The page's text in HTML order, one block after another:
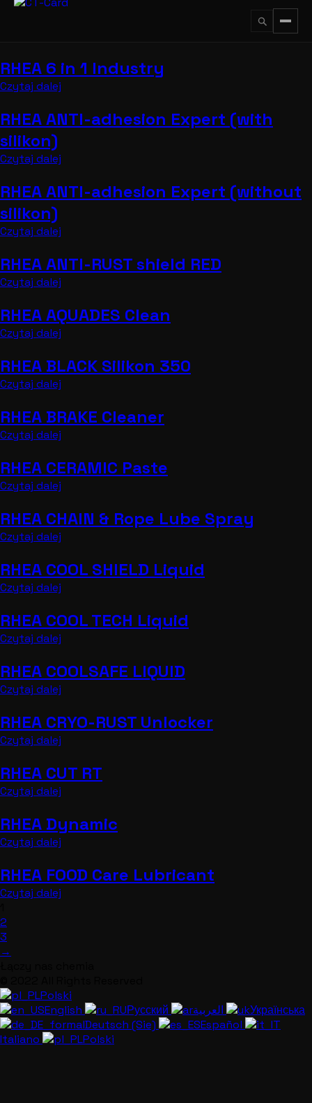
Przejdź
RHEA 6 in 1 Industry
Czytaj dalej
RHEA ANTI-adhesion Expert (with
silikon)
Czytaj dalej
RHEA ANTI-adhesion Expert (without
silikon)
Czytaj dalej
RHEA ANTI-RUST shield RED
Czytaj dalej
RHEA AQUADES Clean
Czytaj dalej
RHEA BLACK Silikon 350
Czytaj dalej
RHEA BRAKE Cleaner
Czytaj dalej
RHEA CERAMIC Paste
Czytaj dalej
RHEA CHAIN & Rope Lube Spray
Czytaj dalej
RHEA COOL SHIELD Liquid
Czytaj dalej
RHEA COOL TECH Liquid
Czytaj dalej
RHEA COOLSAFE LIQUID
Czytaj dalej
RHEA CRYO-RUST Unlocker
Czytaj dalej
RHEA CUT RT
Czytaj dalej
RHEA Dynamic
Czytaj dalej
RHEA FOOD Care Lubricant
Czytaj dalej
2
3
→
Polski
English
Русский
Українська
Deutsch (Sie)
Español
Italiano
Polski